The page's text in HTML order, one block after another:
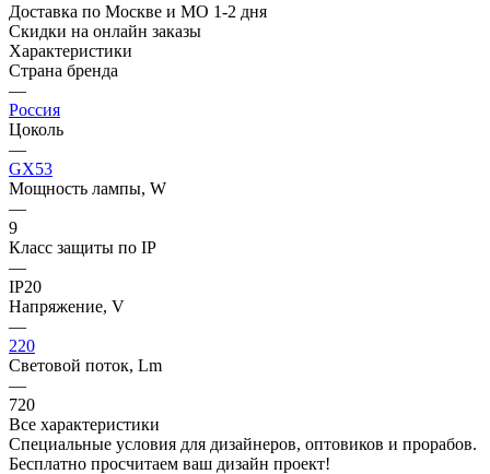
Доставка по Москве и МО 1-2 дня
Скидки на онлайн заказы
Характеристики
Страна бренда
—
Россия
Цоколь
—
GX53
Мощность лампы, W
—
9
Класс защиты по IP
—
IP20
Напряжение, V
—
220
Световой поток, Lm
—
720
Все характеристики
Специальные условия для дизайнеров, оптовиков и прорабов.
Бесплатно просчитаем ваш дизайн проект!